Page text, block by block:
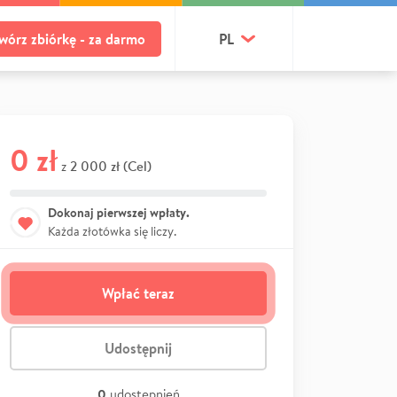
zbiórkę - za darmo PL
0 zł z 2 000 zł (Cel)
Dokonaj pierwszej wpłaty.
Każda złotówka się liczy.
Wpłać teraz
Udostępnij